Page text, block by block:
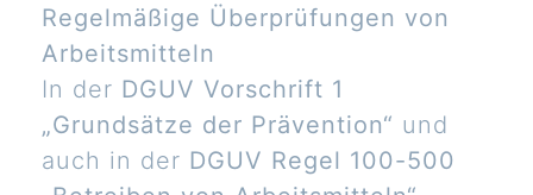
Regelmäßige Überprüfungen von
Arbeitsmitteln
In der DGUV Vorschrift 1
„Grundsätze der Prävention“ und
auch in der DGUV Regel 100-500